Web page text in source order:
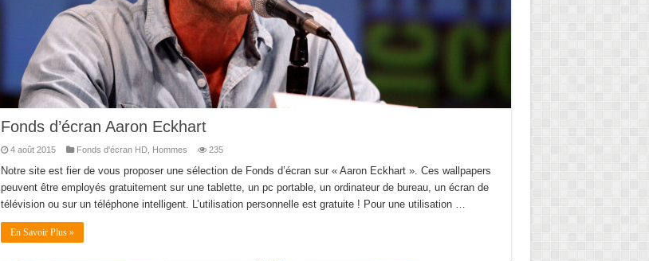
Fonds d’écran Aaron Eckhart
4 août 2015 Fonds d'écran HD, Hommes 235
Notre site est fier de vous proposer une sélection de Fonds d’écran sur « Aaron Eckhart ». Ces wallpapers
peuvent être employés gratuitement sur une tablette, un pc portable, un ordinateur de bureau, un écran de
télévision ou sur un téléphone intelligent. L’utilisation personnelle est gratuite ! Pour une utilisation …
En Savoir Plus »